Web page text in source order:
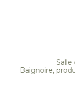
Salle
Baignoire,